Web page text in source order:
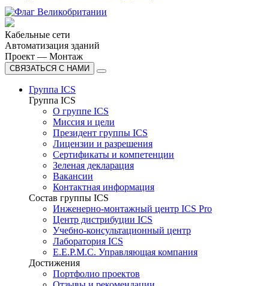
Кабельные сети
Автоматизация зданий
Проект — Монтаж
СВЯЗАТЬСЯ С НАМИ
Группа ICS
Группа ICS
О группе ICS
Миссия и цели
Президент группы ICS
Лицензии и разрешения
Сертификаты и компетенции
Зеленая декларация
Вакансии
Контактная информация
Состав группы ICS
Инженерно-монтажный центр ICS Pro
Центр дистрибуции ICS
Учебно-консультационный центр
Лаборатория ICS
E.E.P.M.C. Управляющая компания
Достижения
Портфолио проектов